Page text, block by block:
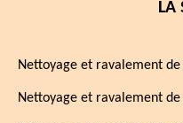
LA
Nettoyage et ravalement
Nettoyage et ravalement